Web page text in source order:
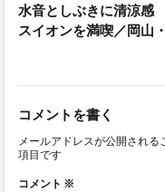
水音としぶきに清涼
スイオンを満喫／岡山
コメントを書く
メールアドレスが公開される
項目です
コメント ※